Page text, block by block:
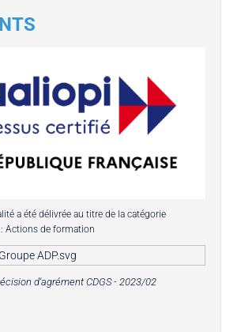
a été délivrée au titre de la catégorie
Actions de formation
d'agrément CDGS - 2023/02